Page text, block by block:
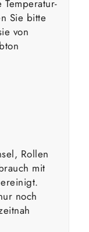
Sie bitte
von
Rollen
mit
noch